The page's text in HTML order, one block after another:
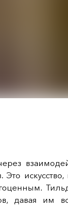
искусство,
давая им